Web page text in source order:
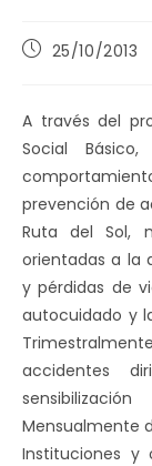
Publicación
entrada:
25/10/2013
A través del
Social
prevención de
Ruta del Sol,
orientadas a la
y pérdidas de
autocuidado y
accidentes
Mensualmente
Instituciones y